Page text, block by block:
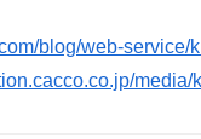
blog/web-service/